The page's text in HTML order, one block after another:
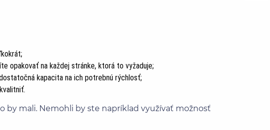
opakovať na každej stránke, ktorá to vyžaduje;
kapacita na ich potrebnú rýchlosť;
mali. Nemohli by ste napríklad využívať možnosť